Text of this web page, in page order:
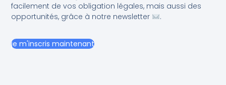
facilement de vos obligation légales, mais aussi des
opportunités, grâce à notre newsletter
.
je m'inscris maintenant